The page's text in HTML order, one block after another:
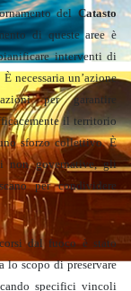
delCatasto
di queste aree è
interventi di
necessaria un’azione
per garantire
il territorio
sforzo collettivo. È
non governative, gli
per condividere
dal fuoco è stato
lo scopo di preservare
specifici vincoli